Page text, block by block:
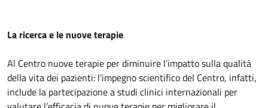
La ricerca e le nuove terapie
Al Centro nuove terapie per diminuire l’impatto sulla qualità
della vita dei pazienti: l’impegno scientifico del Centro, infatti,
include la partecipazione a studi clinici internazionali per